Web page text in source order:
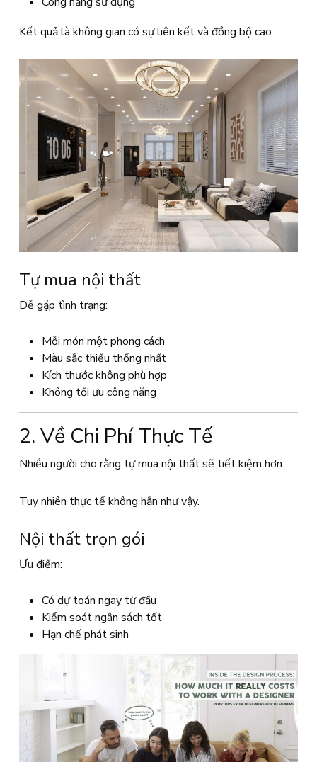
Kết quả là không gian có sự liên kết và đồng bộ cao.
Tự mua nội thất
Dễ gặp tình trạng:
Mỗi món một phong cách
Màu sắc thiếu thống nhất
Kích thước không phù hợp
Không tối ưu công năng
2. Về Chi Phí Thực Tế
Nhiều người cho rằng tự mua nội thất sẽ tiết kiệm hơn.
Tuy nhiên thực tế không hẳn như vậy.
Nội thất trọn gói
Ưu điểm:
Có dự toán ngay từ đầu
Kiểm soát ngân sách tốt
Hạn chế phát sinh